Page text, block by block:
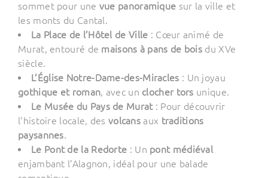
sommet pour une vue panoramique sur la ville et
les monts du Cantal.
La Place de l’Hôtel de Ville : Cœur animé de
Murat, entouré de maisons à pans de bois du XVe
siècle.
L’Église Notre-Dame-des-Miracles : Un joyau
gothique et roman, avec un clocher tors unique.
Le Musée du Pays de Murat: Pour découvrir
l’histoire locale, des volcans aux traditions
paysannes.
Le Pont de la Redorte : Un pont médiéval
enjambant l’Alagnon, idéal pour une balade